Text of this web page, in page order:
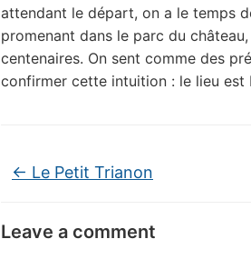
attendant le départ, on a le temps
promenant dans le parc du
centenaires. On sent comme des
confirmer cette intuition : le lieu est
← Le Petit Trianon
Leave a comment